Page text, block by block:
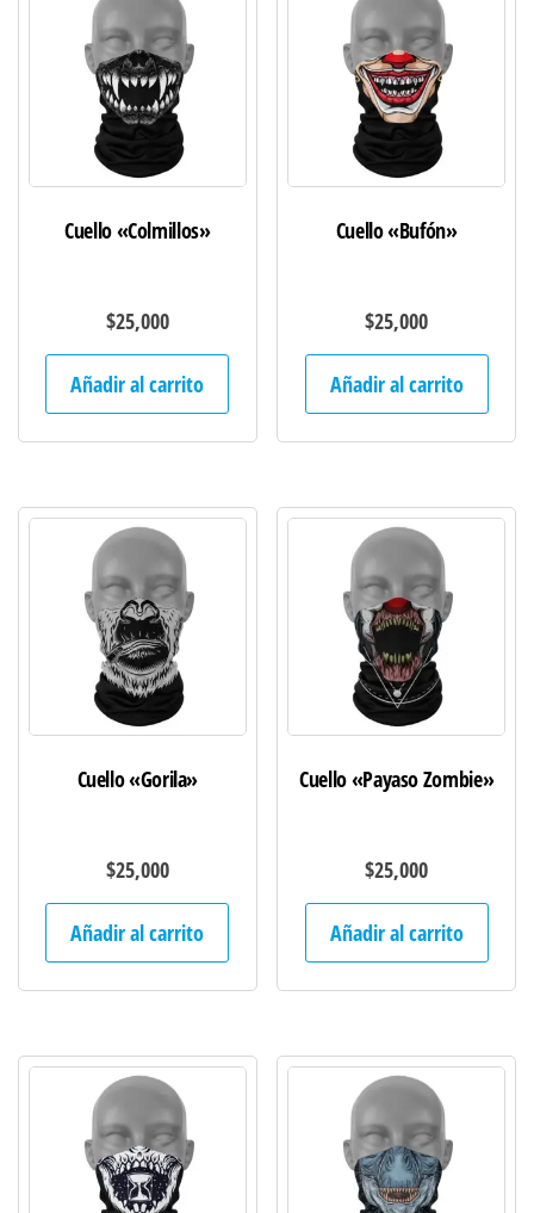
Cuello «Colmillos»
$25,000
Añadir al carrito
Cuello «Bufón»
$25,000
Añadir al carrito
Cuello «Gorila»
$25,000
Añadir al carrito
Cuello «Payaso Zombie»
$25,000
Añadir al carrito